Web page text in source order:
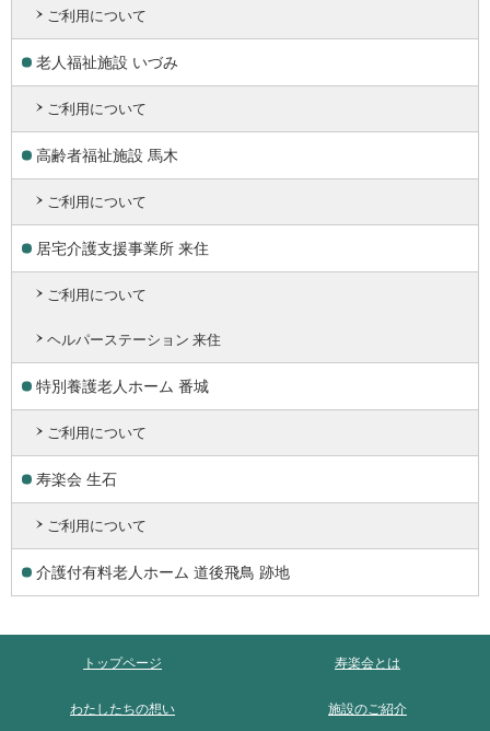
ご利用について
老人福祉施設 いづみ
ご利用について
高齢者福祉施設 馬木
ご利用について
居宅介護支援事業所 来住
ご利用について
ヘルパーステーション 来住
特別養護老人ホーム 番城
ご利用について
寿楽会 生石
ご利用について
介護付有料老人ホーム 道後飛鳥 跡地
トップページ 寿楽会とは
わたしたちの想い 施設のご紹介